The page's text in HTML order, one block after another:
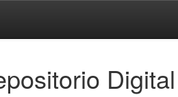
Digital